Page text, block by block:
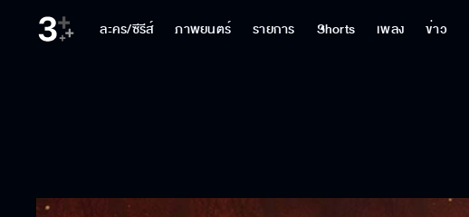
ละคร/ซีรีส์ ภาพยนตร์ รายการ Shorts เพลง ข่าว